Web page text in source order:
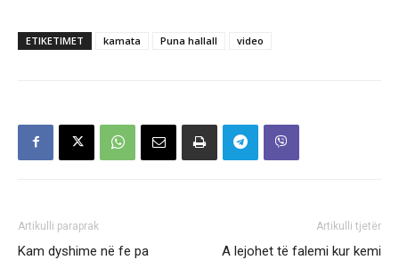
ETIKETIMET kamata Puna hallall video
Artikulli paraprak
Kam dyshime në fe pa
Artikulli tjetër
A lejohet të falemi kur kemi